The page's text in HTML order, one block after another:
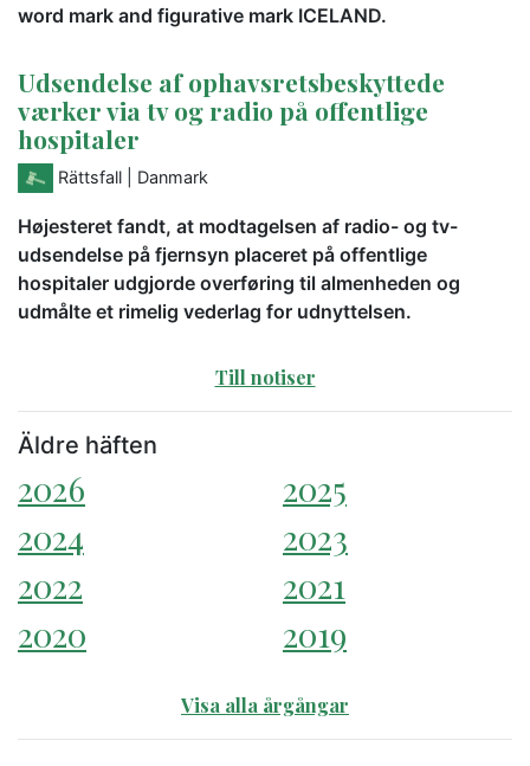
word mark and figurative mark ICELAND.
Udsendelse af ophavsretsbeskyttede
værker via tv og radio på offentlige
hospitaler
Rättsfall | Danmark
Højesteret fandt, at modtagelsen af radio- og tv-
udsendelse på fjernsyn placeret på offentlige
hospitaler udgjorde overføring til almenheden og
udmålte et rimelig vederlag for udnyttelsen.
Till notiser
Äldre häften
2026
2025
2024
2023
2022
2021
2020
2019
Visa alla årgångar